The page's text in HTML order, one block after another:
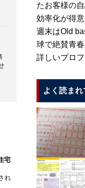
宅
れ
たお客様の
効率化が得意
週末はOld
球で絶賛青
詳しいプロ
よく読ま